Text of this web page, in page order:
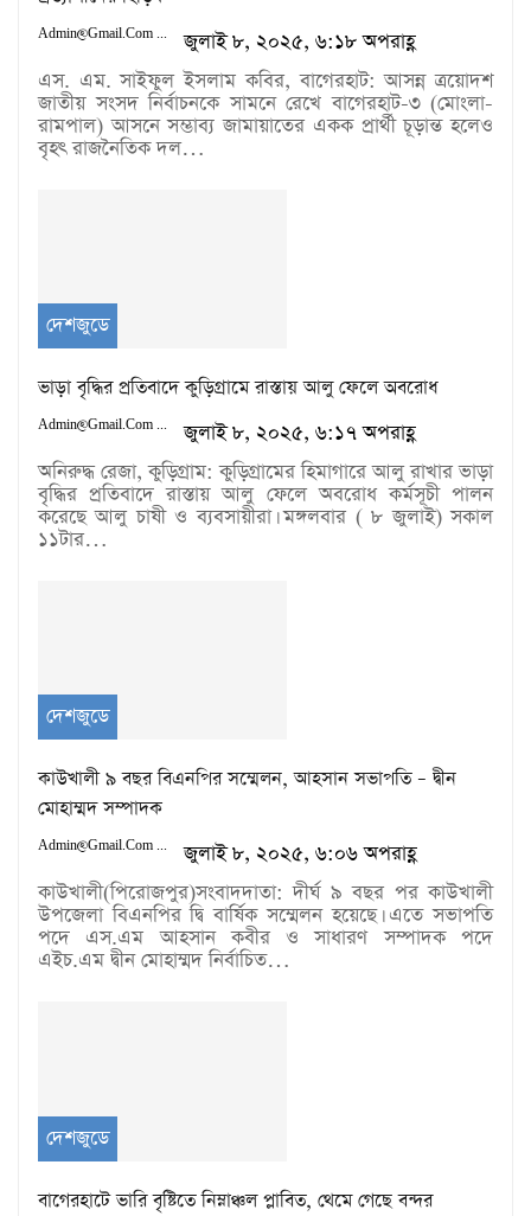
Admin@gmail.com
জুলাই ৮, ২০২৫, ৬:১৮ অপরাহ্ণ
এস. এম. সাইফুল ইসলাম কবির, বাগেরহাট: আসন্ন ত্রয়োদশ
জাতীয় সংসদ নির্বাচনকে সামনে রেখে বাগেরহাট-৩ (মোংলা-
রামপাল) আসনে সম্ভাব্য জামায়াতের একক প্রার্থী চূড়ান্ত হলেও
বৃহৎ রাজনৈতিক দল…
দেশজুডে
ভাড়া বৃদ্ধির প্রতিবাদে কুড়িগ্রামে রাস্তায় আলু ফেলে অবরোধ
Admin@gmail.com
জুলাই ৮, ২০২৫, ৬:১৭ অপরাহ্ণ
অনিরুদ্ধ রেজা, কুড়িগ্রাম: কুড়িগ্রামের হিমাগারে আলু রাখার ভাড়া
বৃদ্ধির প্রতিবাদে রাস্তায় আলু ফেলে অবরোধ কর্মসূচী পালন
করেছে আলু চাষী ও ব্যবসায়ীরা। মঙ্গলবার ( ৮ জুলাই) সকাল
১১টার…
দেশজুডে
কাউখালী ৯ বছর বিএনপির সম্মেলন, আহসান সভাপতি – দ্বীন
মোহাম্মদ সম্পাদক
Admin@gmail.com
জুলাই ৮, ২০২৫, ৬:০৬ অপরাহ্ণ
কাউখালী(পিরোজপুর)সংবাদদাতা: দীর্ঘ ৯ বছর পর কাউখালী
উপজেলা বিএনপির দ্বি বার্ষিক সম্মেলন হয়েছে। এতে সভাপতি
পদে এস.এম আহসান কবীর ও সাধারণ সম্পাদক পদে
এইচ.এম দ্বীন মোহাম্মদ নির্বাচিত…
দেশজুডে
বাগেরহাটে ভারি বৃষ্টিতে নিম্নাঞ্চল প্লাবিত, থেমে গেছে বন্দর